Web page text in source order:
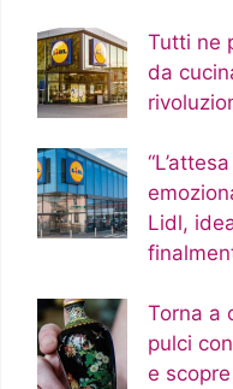
Tutti ne
da
Lidl,
Torna a
pulci
e